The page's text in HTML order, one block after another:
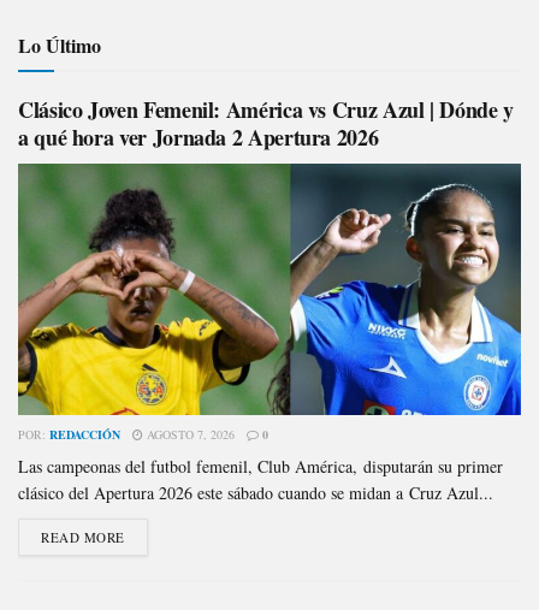
Lo Último
Clásico Joven Femenil: América vs Cruz Azul | Dónde y
a qué hora ver Jornada 2 Apertura 2026
POR: REDACCIÓN AGOSTO 7, 2026 0
Las campeonas del futbol femenil, Club América, disputarán su primer
clásico del Apertura 2026 este sábado cuando se midan a Cruz Azul...
READ MORE